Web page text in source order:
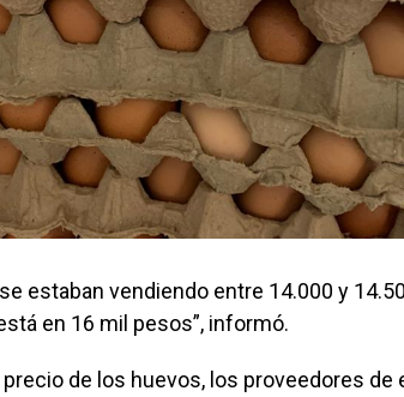
estaban vendiendo entre 14.000 y
en 16 mil pesos”, informó.
de los huevos, los proveedores de